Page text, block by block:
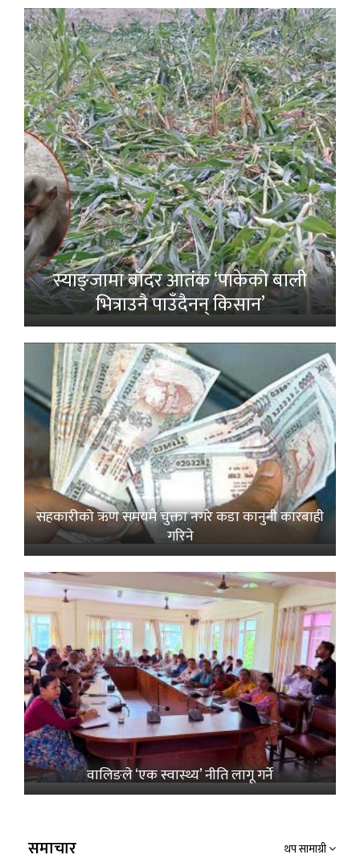
स्याङ्जामा बाँदर आतंक ‘पाकेको बाली
भित्राउनै पाउँदैनन् किसान’
सहकारीको ऋण समयमै चुक्ता नगरे कडा कानुनी कारबाही
गरिने
वालिङले ‘एक स्वास्थ्य’ नीति लागू गर्ने
समाचार थप सामाग्री